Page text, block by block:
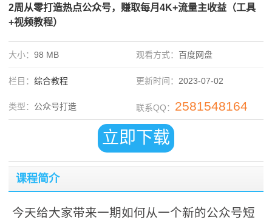
2周从零打造热点公众号，赚取每月4K+流量主收益（工具
+视频教程）
大小： 98 MB 观看方式： 百度网盘
栏目： 综合教程 更新时间： 2023-07-02
类型： 公众号打造 联系QQ： 2581548164
立即下载
课程简介
今天给大家带来一期如何从一个新的公众号短